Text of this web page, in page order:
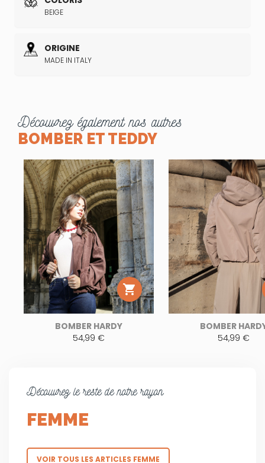
BEIGE
ORIGINE
MADE IN ITALY
Découvrez également nos autres
BOMBER ET TEDDY

BOMBER HARDY
54,99 €
BOMBER
54,99 €
Découvrez le reste de notre rayon
FEMME
VOIR TOUS LES ARTICLES FEMME